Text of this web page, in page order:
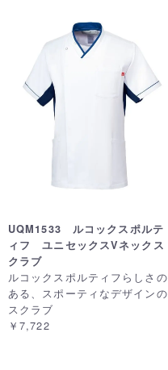
UQM1533 ルコックスポルテ
ィフ ユニセックスVネックス
クラブ
ルコックスポルティフらしさの
ある、スポーティなデザインの
スクラブ
￥7,722